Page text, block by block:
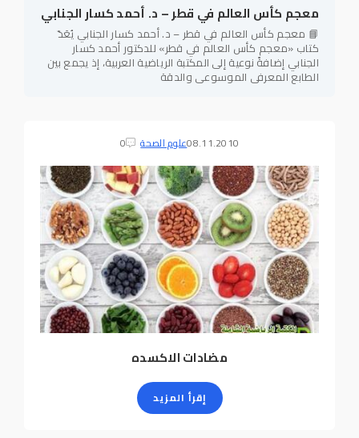
معجم كأس العالم في قطر – د. أحمد كسار الجنابي
📘 معجم كأس العالم في قطر – د. أحمد كسار الجنابي يُعَدّ
كتاب «معجم كأس العالم في قطر» للدكتور أحمد كسار
الجنابي إضافةً نوعية إلى المكتبة الرياضية العربية، إذ يجمع بين
الطابع المعرفي الموسوعي والدقة
08.11.2010علوم الصحة 0
مضادات الاكسده
إقرأ المزيد